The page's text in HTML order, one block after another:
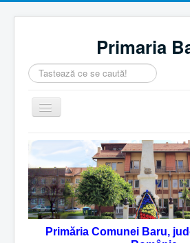
Primaria
Căutare
...
Comută
navigarea
Home
Despre noi
Noutăţi
Contact
Servicii Online
Primăria Comunei Baru,